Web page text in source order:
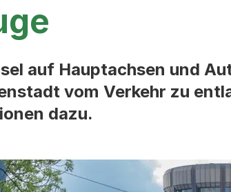
auf Hauptachsen und
vom Verkehr zu
dazu.